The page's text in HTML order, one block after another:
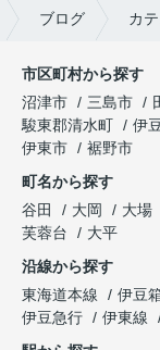
ブログ カ
市区町村から探す
沼津市
三島市
駿東郡清水町
伊
伊東市
裾野市
町名から探す
谷田
大岡 大場
芙蓉台
大平
沿線から探す
東海道本線
伊豆
伊豆急行
伊東線